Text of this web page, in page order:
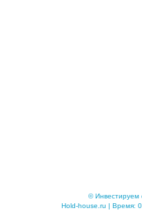
© Инвестируем
Hold-house.ru | Время: